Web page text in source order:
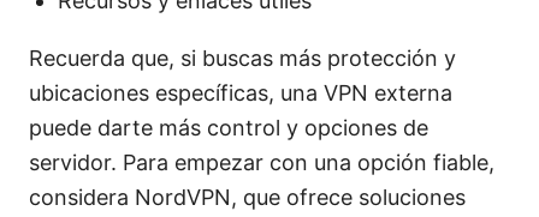
Recuerda que, si buscas más protección y
ubicaciones específicas, una VPN externa
puede darte más control y opciones de
servidor. Para empezar con una opción fiable,
considera NordVPN, que ofrece soluciones